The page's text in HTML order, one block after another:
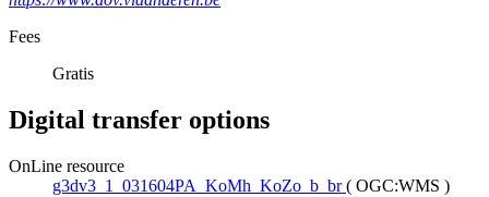
Fees
Gratis
Digital transfer options
OnLine resource
g3dv3_1_031604PA_KoMh_KoZo_b_br ( OGC:WMS )